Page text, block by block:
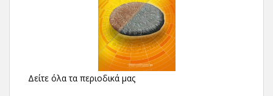
Δείτε όλα τα περιοδικά μας